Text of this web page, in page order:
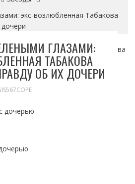
экс-возлюбленная Табакова
ГЛАЗАМИ:
ТАБАКОВА
ОБ ИХ ДОЧЕРИ
дочерью